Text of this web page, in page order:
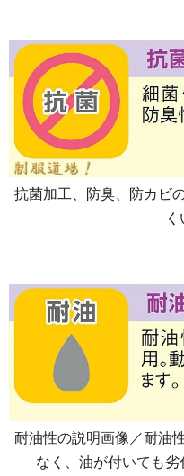
抗菌加工、防臭、防カビ
く
耐油性の説明画像／耐油
なく、油が付いても劣